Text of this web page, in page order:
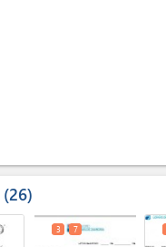
26
3 7